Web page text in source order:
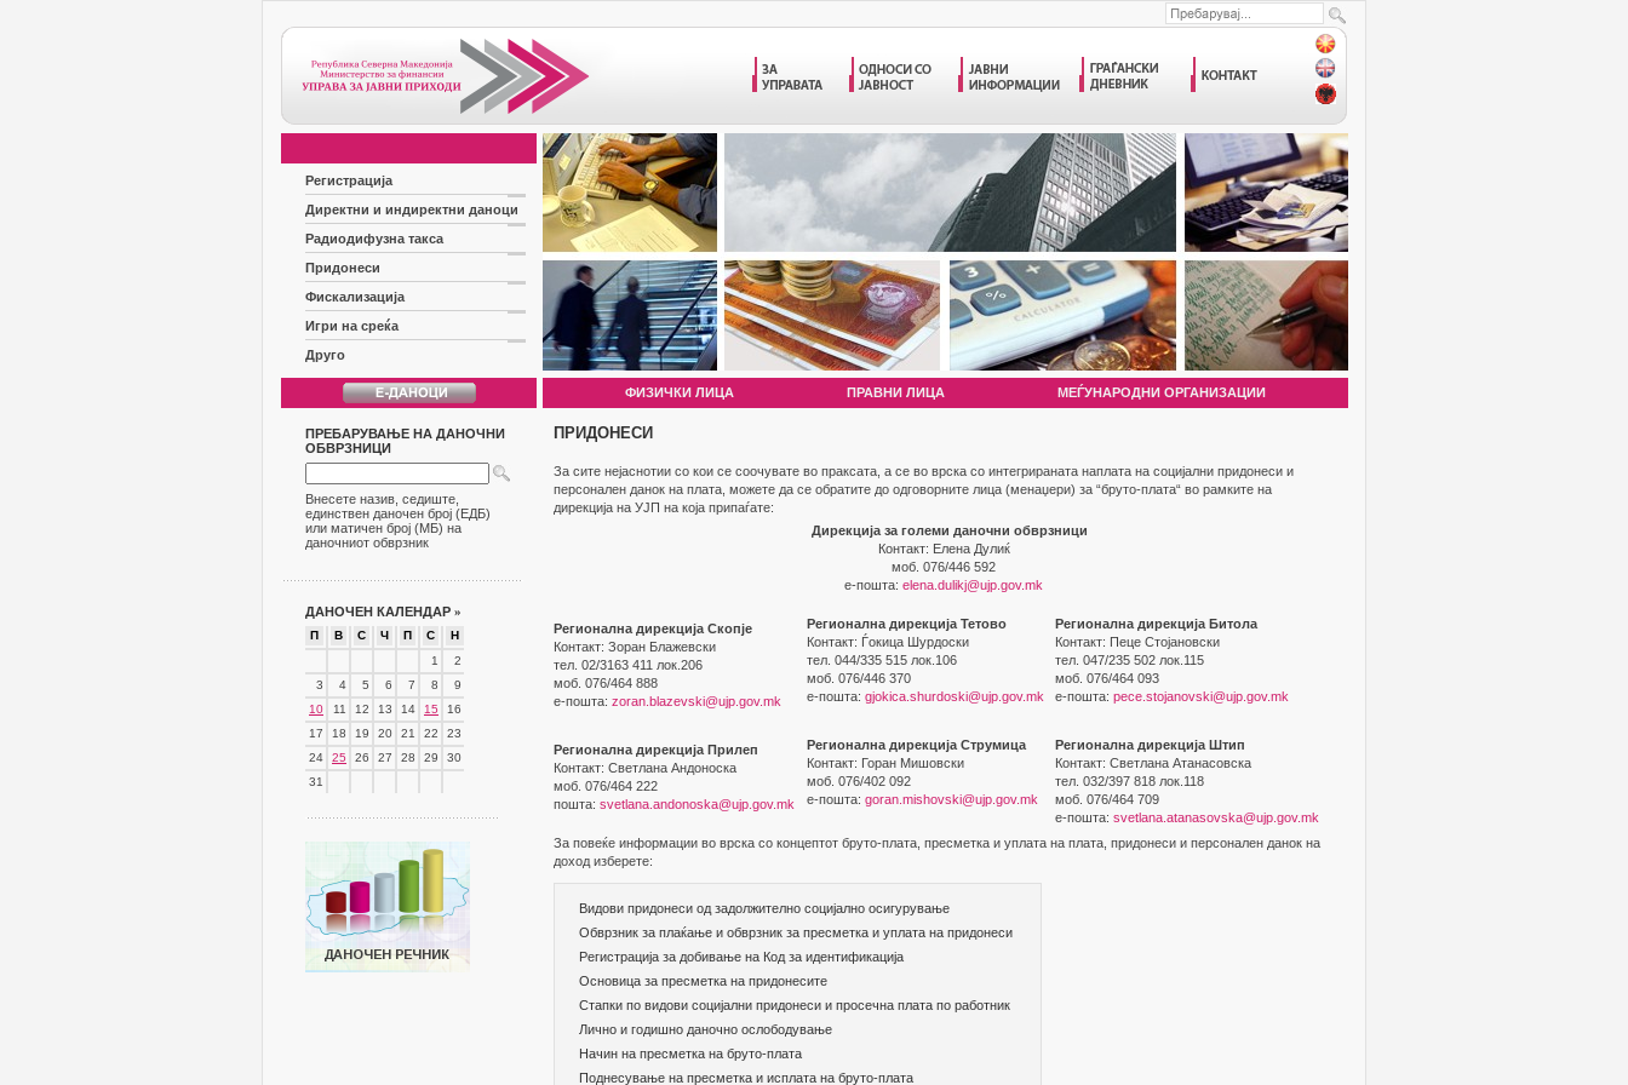
Регистрација
Директни и индиректни даноци
Радиодифузна такса
Придонеси
Фискализација
Игри на среќа
Друго
ФИЗИЧКИ ЛИЦА ПРАВНИ ЛИЦА МЕЃУНАРОДНИ ОРГАНИЗАЦИИ
ПРЕБАРУВАЊЕ НА ДАНОЧНИ
ОБВРЗНИЦИ
Внесете назив, седиште,
единствен даночен број (ЕДБ)
или матичен број (МБ) на
даночниот обврзник
ДАНОЧЕН КАЛЕНДАР »
П В С Ч П С
Н
1
2
3
4 5 6 7 8
9
10
11 12 13 14 15
16
17
18 19 20 21 22
23
24
25 26 27 28 29
30
31
ПРИДОНЕСИ
За сите нејаснотии со кои се соочувате во праксата, а се во врска со интегрираната наплата на социјални придонеси и
персонален данок на плата, можете да се обратите до одговорните лица (менаџери) за “бруто-плата“ во рамките на
дирекција на УЈП на која припаѓате:
Дирекција за големи даночни обврзници
Контакт: Елена Дулиќ
моб. 076/446 592
е-пошта: elena.dulikj@ujp.gov.mk
Регионална дирекција Скопје
Контакт: Зоран Блажевски
тел. 02/3163 411 лок.206
моб. 076/464 888
е-пошта: zoran.blazevski@ujp.gov.mk
Регионална дирекција Тетово
Контакт: Ѓокица Шурдоски
тел. 044/335 515 лок.106
моб. 076/446 370
е-пошта: gjokica.shurdoski@ujp.gov.mk
Регионална дирекција Битола
Контакт: Пеце Стојановски
тел. 047/235 502 лок.115
моб. 076/464 093
е-пошта: pece.stojanovski@ujp.gov.mk
Регионална дирекција Прилеп
Контакт: Светлана Андоноска
моб. 076/464 222
пошта: svetlana.andonoska@ujp.gov.mk
Регионална дирекција Струмица
Контакт: Горан Мишовски
моб. 076/402 092
е-пошта: goran.mishovski@ujp.gov.mk
Регионална дирекција Штип
Контакт: Светлана Атанасовска
тел. 032/397 818 лок.118
моб. 076/464 709
е-пошта: svetlana.atanasovska@ujp.gov.mk
За повеќе информации во врска со концептот бруто-плата, пресметка и уплата на плата, придонеси и персонален данок на
доход изберете:
Видови придонеси од задолжително социјално осигурување
Обврзник за плаќање и обврзник за пресметка и уплата на придонеси
Регистрација за добивање на Код за идентификација
Основица за пресметка на придонесите
Стапки по видови социјални придонеси и просечна плата по работник
Лично и годишно даночно ослободување
Начин на пресметка на бруто-плата
Поднесување на пресметка и исплата на бруто-плата